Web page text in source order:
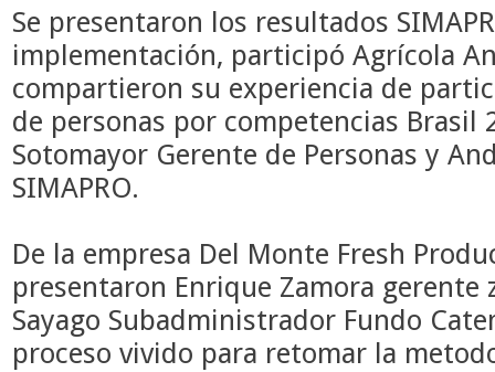
Se presentaron los resultados
implementación, participó Agrícola
compartieron su experiencia de
de personas por competencias Brasil
Sotomayor Gerente de Personas y
SIMAPRO.
De la empresa Del Monte Fresh
presentaron Enrique Zamora gerente
Sayago Subadministrador Fundo
proceso vivido para retomar la